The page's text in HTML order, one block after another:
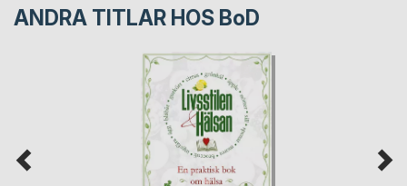
ANDRA TITLAR HOS BoD